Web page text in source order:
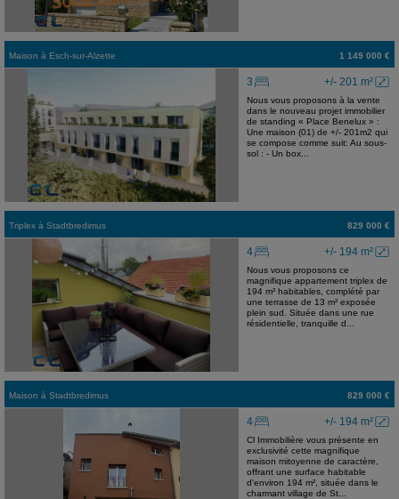
Maison à Esch-sur-Alzette 1 149 000 €
+/- 201 m²
3
Nous vous proposons à la vente
dans le nouveau projet immobilier
de standing « Place Benelux » :
Une maison (01) de +/- 201m2 qui
se compose comme suit: Au sous-
sol : - Un box...
Triplex à Stadtbredimus 829 000 €
+/- 194 m²
4
Nous vous proposons ce
magnifique appartement triplex de
194 m² habitables, complété par
une terrasse de 13 m² exposée
plein sud. Située dans une rue
résidentielle, tranquille d...
Maison à Stadtbredimus 829 000 €
+/- 194 m²
4
Cl Immobilière vous présente en
exclusivité cette magnifique
maison mitoyenne de caractère,
offrant une surface habitable
d'environ 194 m², située dans le
charmant village de St...